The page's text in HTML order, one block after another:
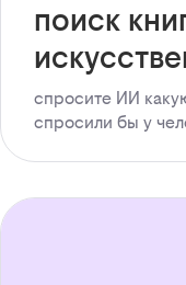
поиск
спросите ИИ
спросили бы у